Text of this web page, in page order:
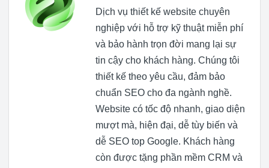
Dịch vụ thiết kế website chuyên
nghiệp với hỗ trợ kỹ thuật miễn phí
và bảo hành trọn đời mang lại sự
tin cậy cho khách hàng. Chúng tôi
thiết kế theo yêu cầu, đảm bảo
chuẩn SEO cho đa ngành nghề.
Website có tốc độ nhanh, giao diện
mượt mà, hiện đại, dễ tùy biến và
dễ SEO top Google. Khách hàng
còn được tặng phần mềm CRM và